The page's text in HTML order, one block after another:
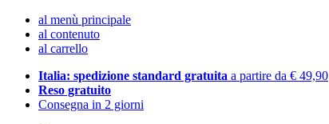
al menù principale
al contenuto
al carrello
Italia: spedizione standard gratuita a partire da € 49,90
Reso gratuito
Consegna in 2 giorni